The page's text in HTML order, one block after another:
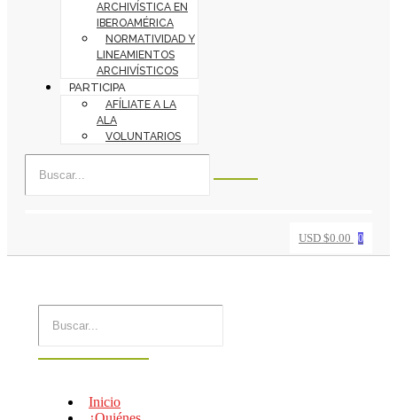
ARCHIVÍSTICA EN
IBEROAMÉRICA
NORMATIVIDAD Y
LINEAMIENTOS
ARCHIVÍSTICOS
PARTICIPA
AFÍLIATE A LA
ALA
VOLUNTARIOS
USD $0.00 0
Inicio